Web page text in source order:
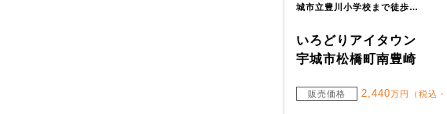
城市立豊川小学校まで徒歩…
いろどりアイタウン
宇城市松橋町南豊崎
販売価格 2,440万円（税込・